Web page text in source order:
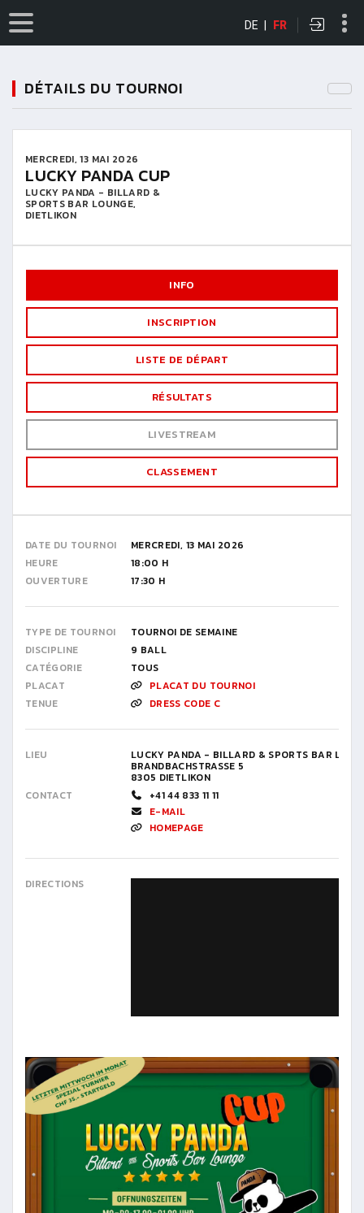
DE | FR
DÉTAILS DU TOURNOI
MERCREDI, 13 MAI 2026
LUCKY PANDA CUP
LUCKY PANDA - BILLARD &
SPORTS BAR LOUNGE,
DIETLIKON
INFO
INSCRIPTION
LISTE DE DÉPART
RÉSULTATS
LIVESTREAM
CLASSEMENT
DATE DU TOURNOI
MERCREDI, 13 MAI 2026
HEURE
18:00 H
OUVERTURE
17:30 H
TYPE DE TOURNOI
TOURNOI DE SEMAINE
DISCIPLINE
9 BALL
CATÉGORIE
TOUS
PLACAT
PLACAT DU TOURNOI
TENUE
DRESS CODE C
LIEU LUCKY PANDA - BILLARD & SPORTS BAR
BRANDBACHSTRASSE 5
8305 DIETLIKON
CONTACT
+41 44 833 11 11
E-MAIL
HOMEPAGE
DIRECTIONS